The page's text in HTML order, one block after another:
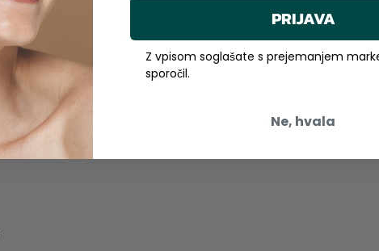
PRIJAVA
Z vpisom soglašate s prejemanjem
sporočil.
Ne, hvala